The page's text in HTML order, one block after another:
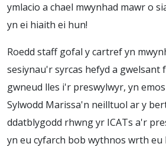
ymlacio a chael mwynhad mawr o
yn ei hiaith ei hun!
Roedd staff gofal y cartref yn
sesiynau'r syrcas hefyd a gwelsant
gwneud lles i'r preswylwyr, yn
Sylwodd Marissa'n neilltuol ar y
ddatblygodd rhwng yr ICATs a'r
yn eu cyfarch bob wythnos wrth eu